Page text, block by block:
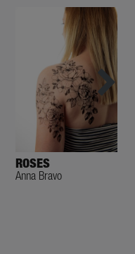
ROSES
Anna Bravo